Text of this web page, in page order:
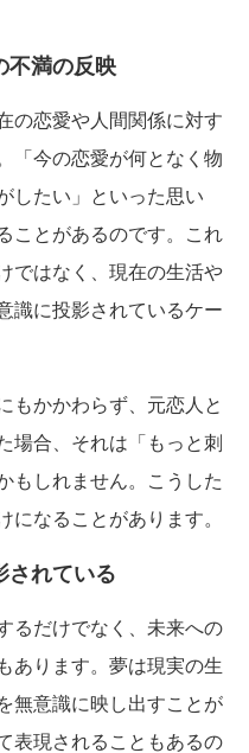
不満の反映
の恋愛や人間関係に対す
「今の恋愛が何となく物
したい」といった思い
ことがあるのです。これ
ではなく、現在の生活や
識に投影されているケー
もかかわらず、元恋人と
場合、それは「もっと刺
もしれません。こうした
になることがあります。
されている
るだけでなく、未来への
あります。夢は現実の生
無意識に映し出すことが
表現されることもあるの